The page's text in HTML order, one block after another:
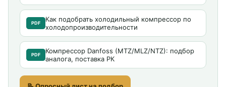
PDF
Как подобрать холодильный компрессор по
холодопроизводительности
PDF
Компрессор Danfoss (MTZ/MLZ/NTZ): подбор
аналога, поставка РК